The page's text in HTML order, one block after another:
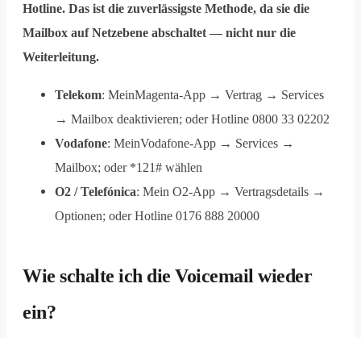
Hotline. Das ist die zuverlässigste Methode, da sie die
Mailbox auf Netzebene abschaltet — nicht nur die
Weiterleitung.
Telekom: MeinMagenta-App → Vertrag → Services
→ Mailbox deaktivieren; oder Hotline 0800 33 02202
Vodafone: MeinVodafone-App → Services →
Mailbox; oder *121# wählen
O2 / Telefónica: Mein O2-App → Vertragsdetails →
Optionen; oder Hotline 0176 888 20000
Wie schalte ich die Voicemail wieder
ein?